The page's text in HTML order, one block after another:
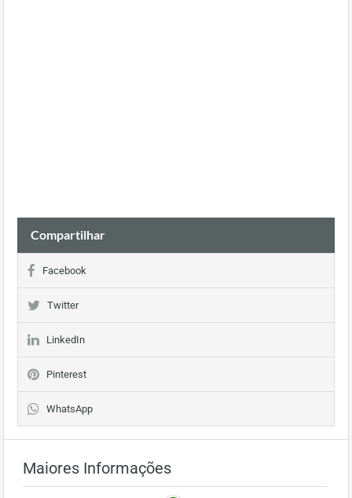
Compartilhar
Facebook
Twitter
LinkedIn
Pinterest
WhatsApp
Maiores Informações